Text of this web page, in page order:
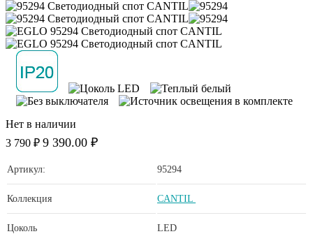
Нет в наличии
3 790 ₽ 9 390.00 ₽
Артикул: 95294
Коллекция CANTIL
Цоколь LED